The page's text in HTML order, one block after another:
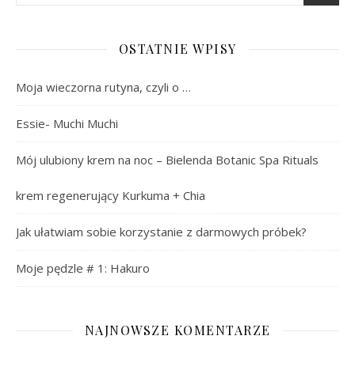
OSTATNIE WPISY
Moja wieczorna rutyna, czyli o …
Essie- Muchi Muchi
Mój ulubiony krem na noc – Bielenda Botanic Spa Rituals
krem regenerujący Kurkuma + Chia
Jak ułatwiam sobie korzystanie z darmowych próbek?
Moje pędzle # 1: Hakuro
NAJNOWSZE KOMENTARZE